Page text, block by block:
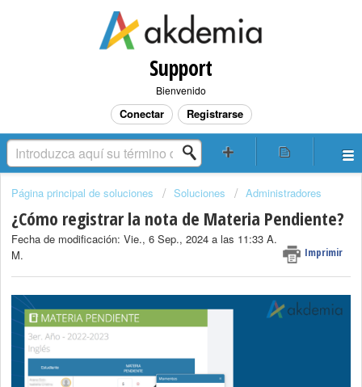
Support
Bienvenido
Conectar Registrarse
Página principal de soluciones Soluciones Administradores
¿Cómo registrar la nota de Materia Pendiente?
Imprimir
Fecha de modificación: Vie., 6 Sep., 2024 a las 11:33 A.
M.